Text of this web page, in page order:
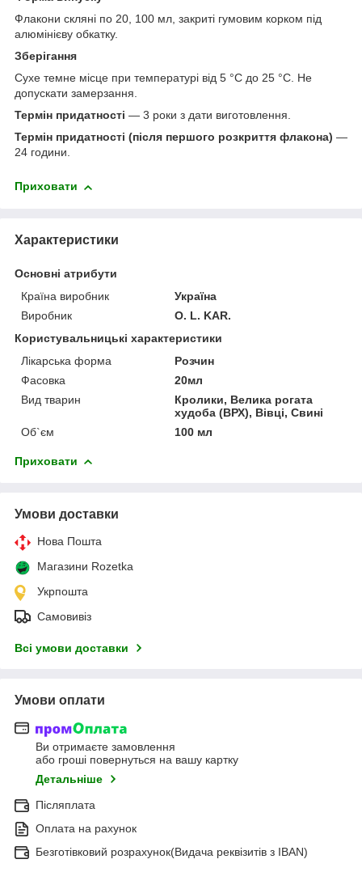
Флакони скляні по 20, 100 мл, закриті гумовим корком під
алюмінієву обкатку.
Зберігання
Сухе темне місце при температурі від 5 °С до 25 °С. Не
допускати замерзання.
Термін придатності — 3 роки з дати виготовлення.
Термін придатності (після першого розкриття флакона) —
24 години.
Приховати
Характеристики
Основні атрибути
Країна виробник
Україна
Виробник
O. L. KAR.
Користувальницькі характеристики
Лікарська форма
Розчин
Фасовка
20мл
Вид тварин
Кролики, Велика рогата
худоба (ВРХ), Вівці, Свині
Об`єм
100 мл
Приховати
Умови доставки
Нова Пошта
Магазини Rozetka
Укрпошта
Самовивіз
Всі умови доставки
Умови оплати
Ви отримаєте замовлення
або гроші повернуться на вашу картку
Детальніше
Післяплата
Оплата на рахунок
Безготівковий розрахунок(Видача реквізитів з IBAN)